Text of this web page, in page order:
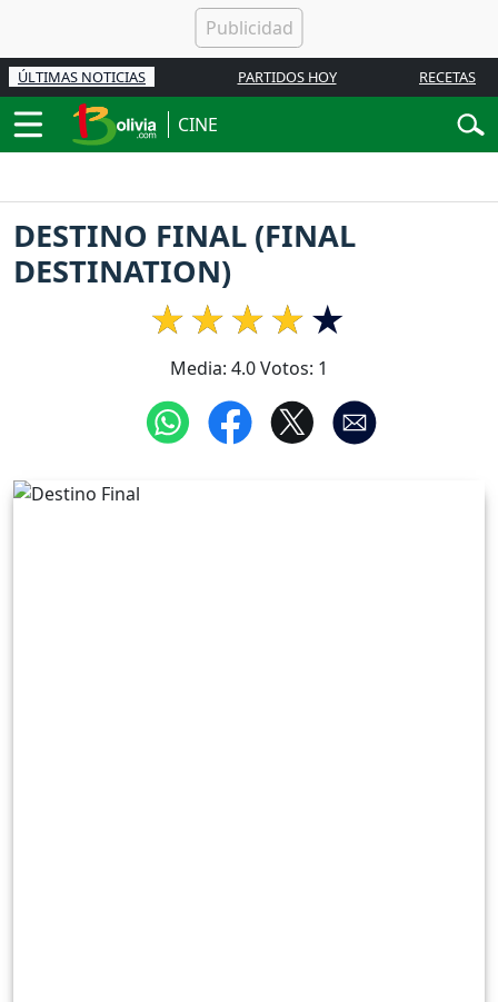
ÚLTIMAS NOTICIAS PARTIDOS HOY RECETAS
CINE
DESTINO FINAL (FINAL
DESTINATION)
Media: 4.0Votos: 1